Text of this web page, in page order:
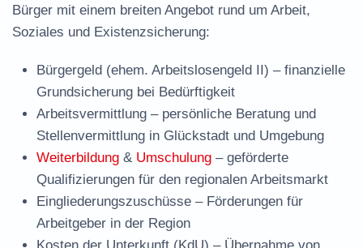
Bürger mit einem breiten Angebot rund um Arbeit,
Soziales und Existenzsicherung:
Bürgergeld (ehem. Arbeitslosengeld II) – finanzielle
Grundsicherung bei Bedürftigkeit
Arbeitsvermittlung – persönliche Beratung und
Stellenvermittlung in Glückstadt und Umgebung
Weiterbildung & Umschulung – geförderte
Qualifizierungen für den regionalen Arbeitsmarkt
Eingliederungszuschüsse – Förderungen für
Arbeitgeber in der Region